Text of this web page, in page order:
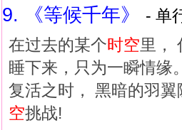
9. 《等候千年》
- 单
在过去的某个时空里，
睡下来，只为一瞬情缘
复活之时， 黑暗的羽翼
空挑战!